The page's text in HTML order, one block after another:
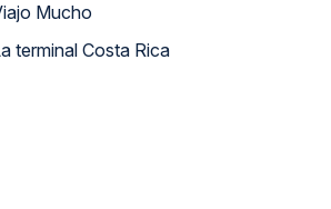
Mucho
La terminal Costa Rica